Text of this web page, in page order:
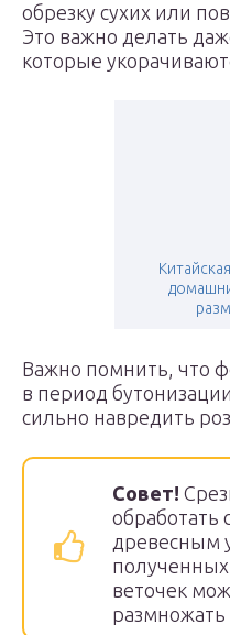
обрезку сухих или
Это важно делать
которые
Важно помнить, что
в период
сильно навредить
Совет!
обработать
древесным
полученных
веточек
размножать